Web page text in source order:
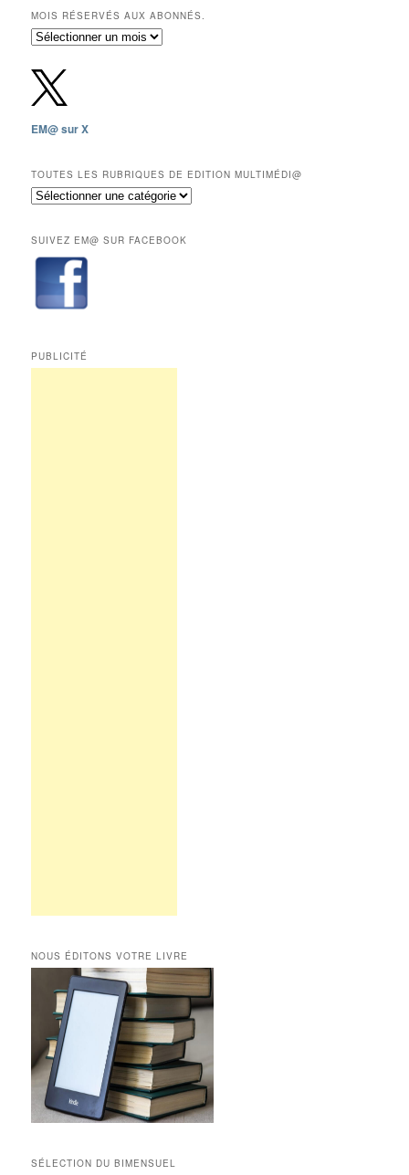
MOIS RÉSERVÉS AUX ABONNÉS.
Archives
depuis
2009,
sauf
les
mois
réservés
aux
EM@ sur X
TOUTES LES RUBRIQUES DE EDITION MULTIMÉDI@
Toutes
de
Edition
Multimédi@
SUIVEZ EM@ SUR FACEBOOK
PUBLICITÉ
NOUS ÉDITONS VOTRE LIVRE
SÉLECTION DU BIMENSUEL